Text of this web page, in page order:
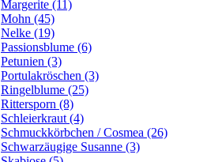
Margerite (11)
Mohn (45)
Nelke (19)
Passionsblume (6)
Petunien (3)
Portulakröschen (3)
Ringelblume (25)
Rittersporn (8)
Schleierkraut (4)
Schmuckkörbchen / Cosmea (26)
Schwarzäugige Susanne (3)